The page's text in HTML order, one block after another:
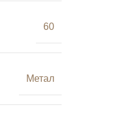
60
Метал